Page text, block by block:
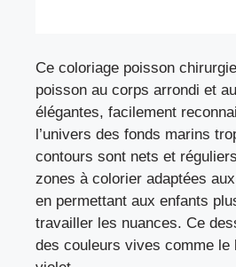
Ce coloriage poisson
poisson au corps arrondi et
élégantes, facilement
l’univers des fonds marins
contours sont nets et
zones à colorier adaptées
en permettant aux enfants
travailler les nuances. Ce
des couleurs vives comme le